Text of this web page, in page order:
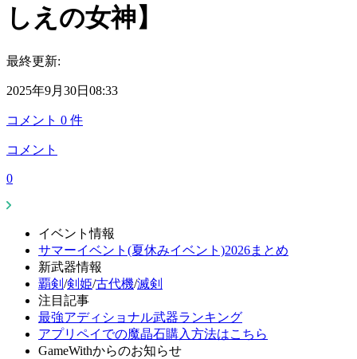
しえの女神】
最終更新:
2025年9月30日08:33
コメント 0 件
コメント
0
イベント情報
サマーイベント(夏休みイベント)2026まとめ
新武器情報
覇剣 /剣姫/古代機/滅剣
注目記事
最強アディショナル武器ランキング
アプリペイでの魔晶石購入方法はこちら
GameWithからのお知らせ